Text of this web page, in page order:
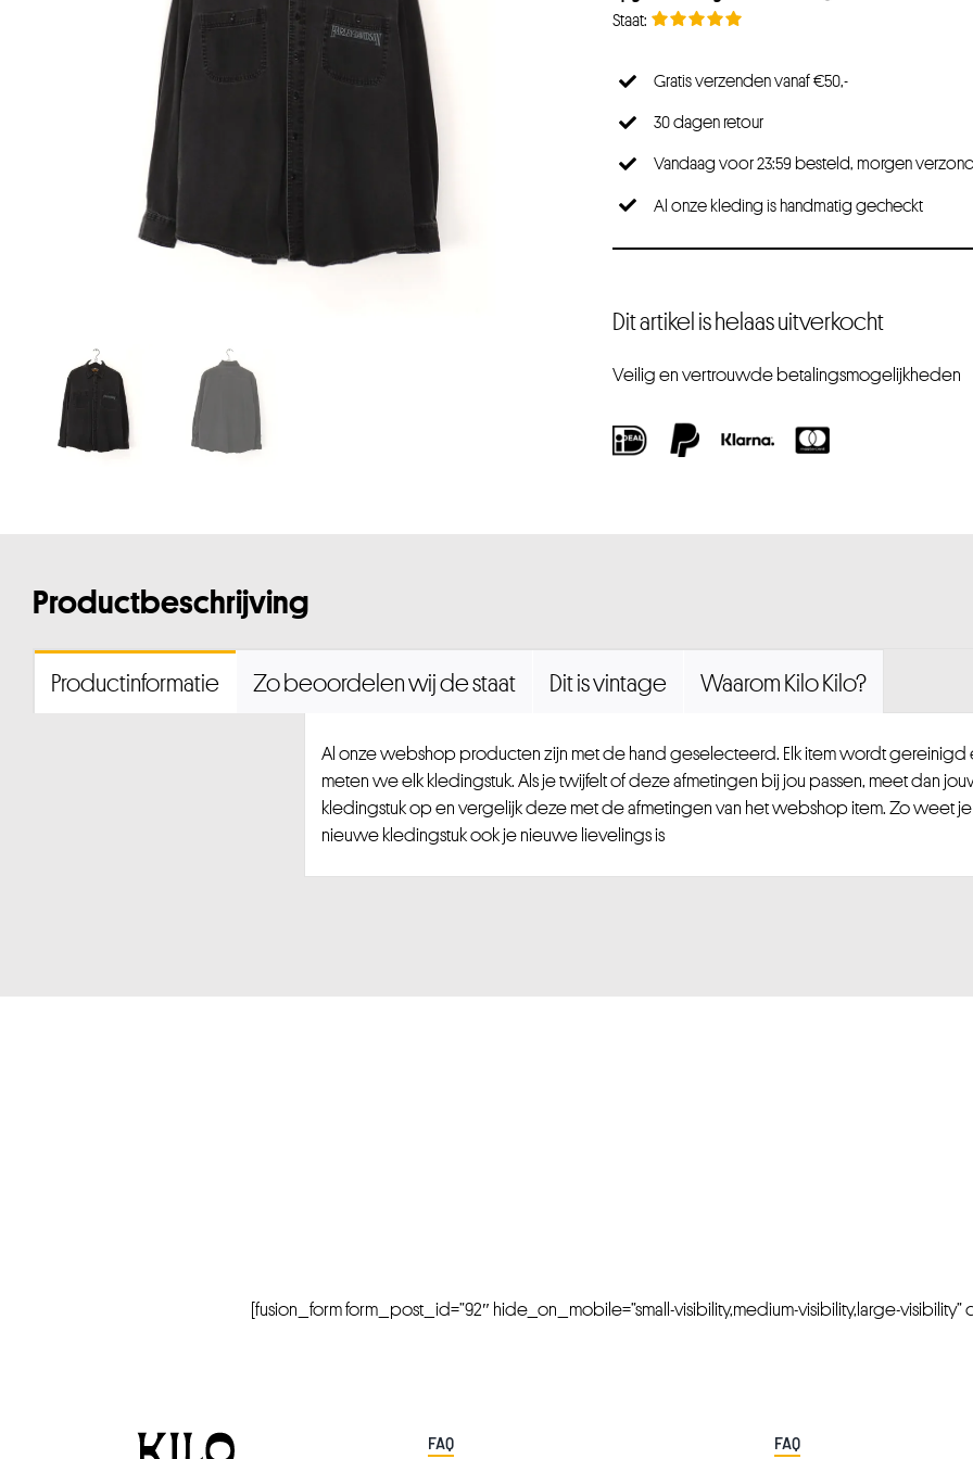
Gratis verzenden vanaf €50,-
30 dagen retour
Vandaag voor 23:59 besteld, morgen
Al onze kleding is handmatig gecheckt
Dit artikel is helaas uitverkocht
Veilig en vertrouwde betalingsmogelijkheden
Productbeschrijving
Productinformatie Zo beoordelen wij de staat Dit is vintage Waarom Kilo Kilo?
Al onze webshop producten zijn met de hand geselecteerd. Elk item wordt gereinigd
meten we elk kledingstuk. Als je twijfelt of deze afmetingen bij jou passen, meet dan
kledingstuk op en vergelijk deze met de afmetingen van het webshop item. Zo weet
nieuwe kledingstuk ook je nieuwe lievelings is
[fusion_form form_post_id=”92″ hide_on_mobile=”small-visibility,medium-visibility,large-visibility”
FAQ FAQ